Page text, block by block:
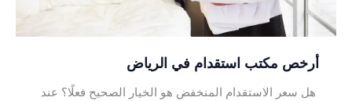
أرخص مكتب استقدام في الرياض
هل سعر الاستقدام المنخفض هو الخيار الصحيح فعلًا؟ عند